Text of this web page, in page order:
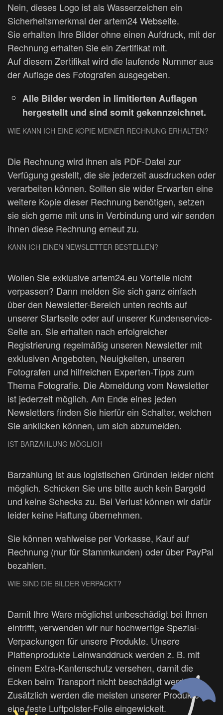
Nein, dieses Logo ist als Wasserzeichen ein
Sicherheitsmerkmal der artem24 Webseite.
Sie erhalten Ihre Bilder ohne einen Aufdruck, mit der
Rechnung erhalten Sie ein Zertifikat mit.
Auf diesem Zertifikat wird die laufende Nummer aus
der Auflage des Fotografen ausgegeben.
Alle Bilder werden in limitierten Auflagen
hergestellt und sind somit gekennzeichnet.
WIE KANN ICH EINE KOPIE MEINER RECHNUNG ERHALTEN?
Die Rechnung wird ihnen als PDF-Datei zur
Verfügung gestellt, die sie jederzeit ausdrucken oder
verarbeiten können. Sollten sie wider Erwarten eine
weitere Kopie dieser Rechnung benötigen, setzen
sie sich gerne mit uns in Verbindung und wir senden
ihnen diese Rechnung erneut zu.
KANN ICH EINEN NEWSLETTER BESTELLEN?
Wollen Sie exklusive artem24.eu Vorteile nicht
verpassen? Dann melden Sie sich ganz einfach
über den Newsletter-Bereich unten rechts auf
unserer Startseite oder auf unserer Kundenservice-
Seite an. Sie erhalten nach erfolgreicher
Registrierung regelmäßig unseren Newsletter mit
exklusiven Angeboten, Neuigkeiten, unseren
Fotografen und hilfreichen Experten-Tipps zum
Thema Fotografie. Die Abmeldung vom Newsletter
ist jederzeit möglich. Am Ende eines jeden
Newsletters finden Sie hierfür ein Schalter, welchen
Sie anklicken können, um sich abzumelden.
IST BARZAHLUNG MÖGLICH
Barzahlung ist aus logistischen Gründen leider nicht
möglich. Schicken Sie uns bitte auch kein Bargeld
und keine Schecks zu. Bei Verlust können wir dafür
leider keine Haftung übernehmen.
Sie können wahlweise per Vorkasse, Kauf auf
Rechnung (nur für Stammkunden) oder über PayPal
bezahlen.
WIE SIND DIE BILDER VERPACKT?
Damit Ihre Ware möglichst unbeschädigt bei Ihnen
eintrifft, verwenden wir nur hochwertige Spezial-
Verpackungen für unsere Produkte. Unsere
Plattenprodukte Leinwanddruck werden z. B. mit
einem Extra-Kantenschutz versehen, damit die
Ecken beim Transport nicht beschädigt werden.
Zusätzlich werden die meisten unserer Produkte in
eine feste Luftpolster-Folie eingewickelt.